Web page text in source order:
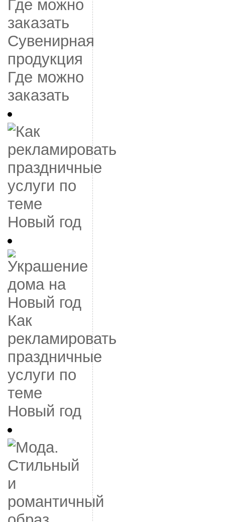
Сувенирная
продукция
Где можно
заказать
Как
рекламировать
праздничные
услуги по
теме
Новый год